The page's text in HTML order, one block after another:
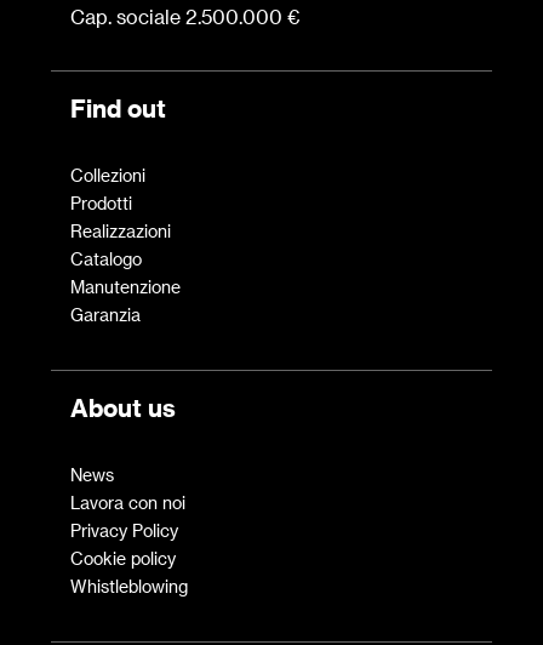
Cap. sociale 2.500.000 €
Find out
Collezioni
Prodotti
Realizzazioni
Catalogo
Manutenzione
Garanzia
About us
News
Lavora con noi
Privacy Policy
Cookie policy
Whistleblowing